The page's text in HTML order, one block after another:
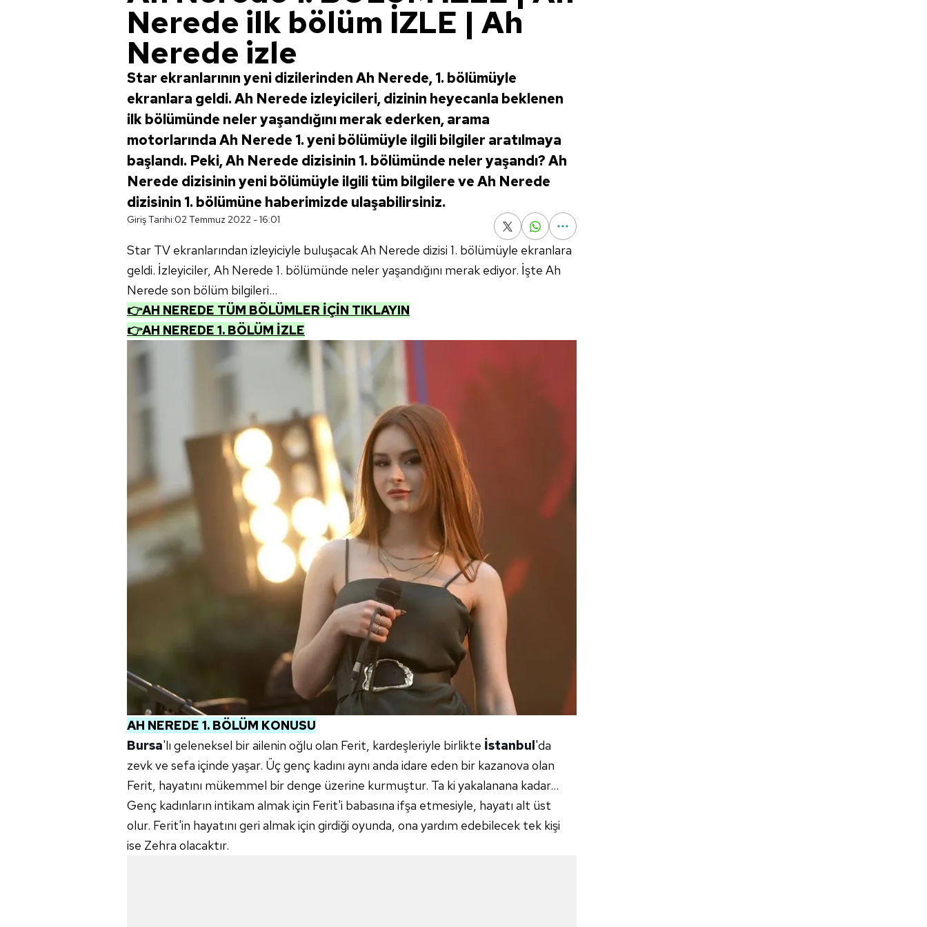
Nerede ilk bölüm İZLE | Ah
Nerede izle
Star ekranlarının yeni dizilerinden Ah Nerede, 1. bölümüyle
ekranlara geldi. Ah Nerede izleyicileri, dizinin heyecanla beklenen
ilk bölümünde neler yaşandığını merak ederken, arama
motorlarında Ah Nerede 1. yeni bölümüyle ilgili bilgiler aratılmaya
başlandı. Peki, Ah Nerede dizisinin 1. bölümünde neler yaşandı? Ah
Nerede dizisinin yeni bölümüyle ilgili tüm bilgilere ve Ah Nerede
dizisinin 1. bölümüne haberimizde ulaşabilirsiniz.
Giriş Tarihi:02 Temmuz 2022 - 16:01
Star TV ekranlarından izleyiciyle buluşacak Ah Nerede dizisi 1. bölümüyle ekranlara
geldi. İzleyiciler, Ah Nerede 1. bölümünde neler yaşandığını merak ediyor. İşte Ah
Nerede son bölüm bilgileri...
👉AH NEREDE TÜM BÖLÜMLER İÇİN TIKLAYIN
👉AH NEREDE 1. BÖLÜM İZLE
AH NEREDE 1. BÖLÜM KONUSU
Bursa'lı geleneksel bir ailenin oğlu olan Ferit, kardeşleriyle birlikte İstanbul'da
zevk ve sefa içinde yaşar. Üç genç kadını aynı anda idare eden bir kazanova olan
Ferit, hayatını mükemmel bir denge üzerine kurmuştur. Ta ki yakalanana kadar…
Genç kadınların intikam almak için Ferit'i babasına ifşa etmesiyle, hayatı alt üst
olur. Ferit'in hayatını geri almak için girdiği oyunda, ona yardım edebilecek tek kişi
ise Zehra olacaktır.